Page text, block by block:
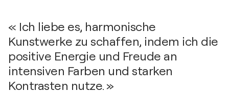
« Ich liebe es, harmonische
Kunstwerke zu schaffen, indem ich die
positive Energie und Freude an
intensiven Farben und starken
Kontrasten nutze. »